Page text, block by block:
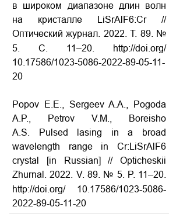
в широком диапазоне длин волн
на кристалле LiSrAlF6:Cr //
Оптический журнал. 2022. Т. 89. №
5. С. 11–20. http://doi.org/
10.17586/1023-5086-2022-89-05-11-
20
Popov E.E., Sergeev A.A., Pogoda
A.P., Petrov V.M., Boreisho
A.S. Pulsed lasing in a broad
wavelength range in Cr:LiSrAlF6
crystal [in Russian] // Opticheskii
Zhurnal. 2022. V. 89. № 5. P. 11–20.
http://doi.org/
10.17586/1023-5086-
2022-89-05-11-20